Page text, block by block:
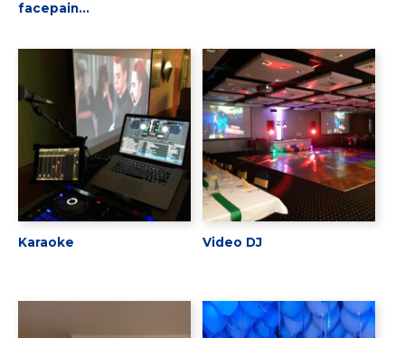
facepain...
Karaoke Video DJ